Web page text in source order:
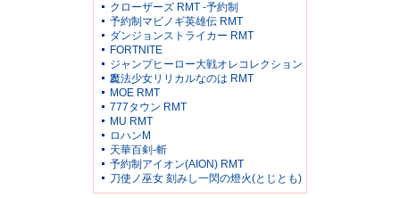
クローザーズ RMT -予約制
予約制マビノギ英雄伝 RMT
ダンジョンストライカー RMT
FORTNITE
ジャンプヒーロー大戦オレコレクション
2
魔法少女リリカルなのは RMT
MOE RMT
777タウン RMT
MU RMT
ロハンM
天華百剣-斬
予約制アイオン(AION) RMT
刀使ノ巫女 刻みし一閃の燈火(とじとも)